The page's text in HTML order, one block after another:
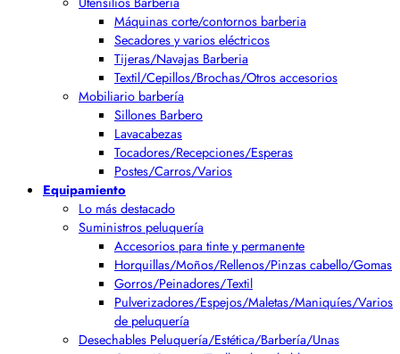
Máquinas corte/contornos barberia
Secadores y varios eléctricos
Tijeras/Navajas Barberia
Textil/Cepillos/Brochas/Otros accesorios
Mobiliario barbería
Sillones Barbero
Lavacabezas
Tocadores/Recepciones/Esperas
Postes/Carros/Varios
Equipamiento
Lo más destacado
Suministros peluquería
Accesorios para tinte y permanente
Horquillas/Moños/Rellenos/Pinzas cabello/Gomas
Gorros/Peinadores/Textil
Pulverizadores/Espejos/Maletas/Maniquíes/Varios
de peluquería
Desechables Peluquería/Estética/Barbería/Unas